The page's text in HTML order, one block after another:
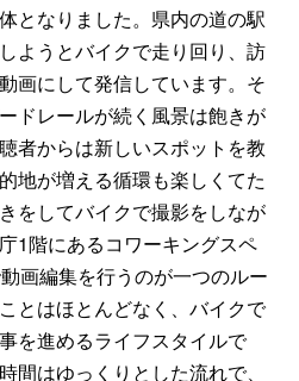
となりました。県内の道の駅
ようとバイクで走り回り、訪
画にして発信しています。そ
ドレールが続く風景は飽きが
者からは新しいスポットを教
地が増える循環も楽しくてた
をしてバイクで撮影をしなが
1階にあるコワーキングスペ
画編集を行うのが一つのルー
とはほとんどなく、バイクで
を進めるライフスタイルで
間はゆっくりとした流れで、